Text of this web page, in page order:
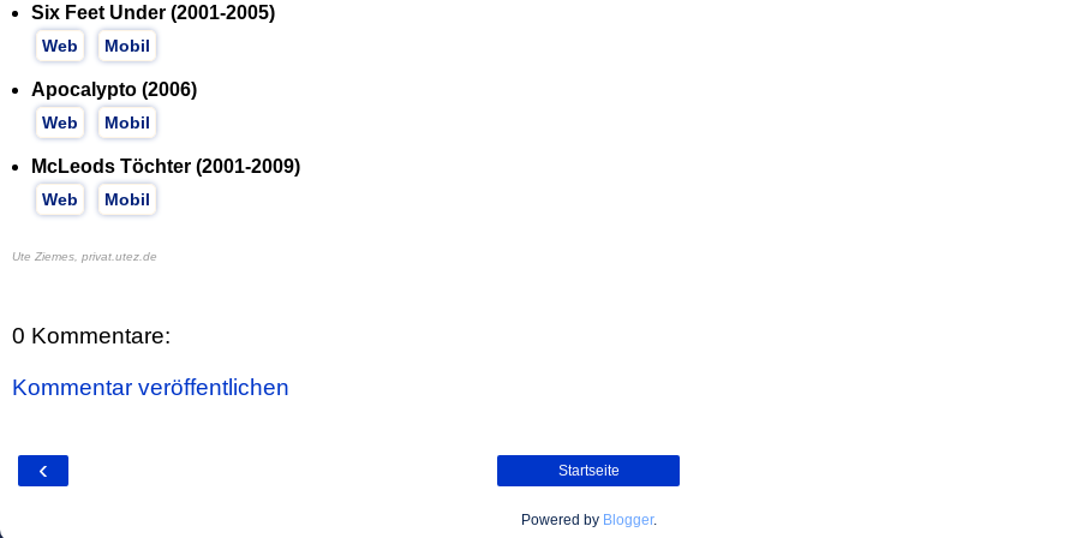
Six Feet Under (2001-2005)
Web Mobil
Apocalypto (2006)
Web Mobil
McLeods Töchter (2001-2009)
Web Mobil
Ute Ziemes, privat.utez.de
0 Kommentare:
Kommentar veröffentlichen
‹ Startseite
Powered by Blogger.